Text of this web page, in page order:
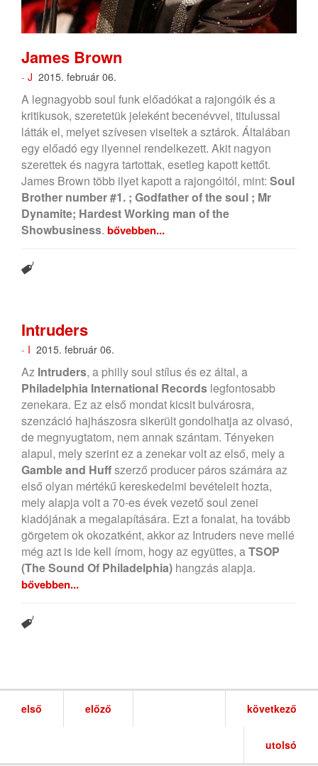
James Brown
- J 2015. február 06.
A legnagyobb soul funk előadókat a rajongóik és a
kritikusok, szeretetük jeleként becenévvel, titulussal
látták el, melyet szívesen viseltek a sztárok. Általában
egy előadó egy ilyennel rendelkezett. Akit nagyon
szerettek és nagyra tartottak, esetleg kapott kettőt.
James Brown több ilyet kapott a rajongóitól, mint: Soul
Brother number #1. ; Godfather of the soul ; Mr
Dynamite; Hardest Working man of the
Showbusiness. bővebben...
Intruders
- I 2015. február 06.
Az Intruders, a philly soul stílus és ez által, a
Philadelphia International Records legfontosabb
zenekara. Ez az első mondat kicsit bulvárosra,
szenzáció hajhászosra sikerült gondolhatja az olvasó,
de megnyugtatom, nem annak szántam. Tényeken
alapul, mely szerint ez a zenekar volt az első, mely a
Gamble and Huffszerző producer páros számára az
első olyan mértékű kereskedelmi bevételeit hozta,
mely alapja volt a 70-es évek vezető soul zenei
kiadójának a megalapítására. Ezt a fonalat, ha tovább
görgetem ok okozatként, akkor az Intruders neve mellé
még azt is ide kell írnom, hogy az együttes, aTSOP
(The Sound Of Philadelphia) hangzás alapja.
bővebben...
első előző következő
utolsó